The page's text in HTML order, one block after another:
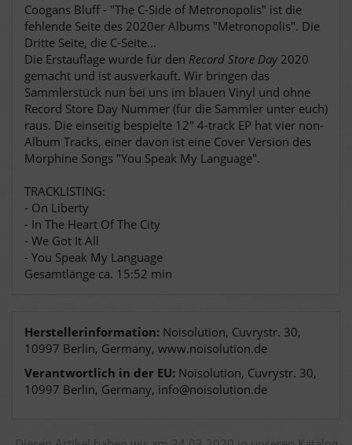
Coogans Bluff - "The C-Side of Metronopolis" ist die
fehlende Seite des 2020er Albums "Metronopolis". Die
Dritte Seite, die C-Seite...
Die Erstauflage wurde für den Record Store Day2020
gemacht und ist ausverkauft. Wir bringen das
Sammlerstück nun bei uns im blauen Vinyl und ohne
Record Store Day Nummer (für die Sammler unter euch)
raus. Die einseitig bespielte 12" 4-track EP hat vier non-
Album Tracks, einer davon ist eine Cover Version des
Morphine Songs "You Speak My Language".
TRACKLISTING:
- On Liberty
- In The Heart Of The City
- We Got It All
- You Speak My Language
Gesamtlänge ca. 15:52 min
Herstellerinformation: Noisolution, Cuvrystr. 30,
10997 Berlin, Germany, www.noisolution.de
Verantwortlich in der EU: Noisolution, Cuvrystr. 30,
10997 Berlin, Germany, info@noisolution.de